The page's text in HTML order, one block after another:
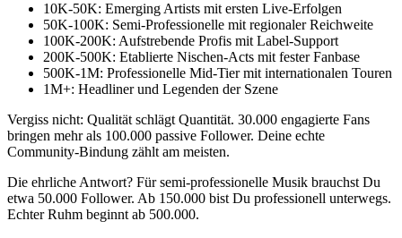
10K-50K: Emerging Artists mit ersten Live-Erfolgen
50K-100K: Semi-Professionelle mit regionaler Reichweite
100K-200K: Aufstrebende Profis mit Label-Support
200K-500K: Etablierte Nischen-Acts mit fester Fanbase
500K-1M: Professionelle Mid-Tier mit internationalen Touren
1M+: Headliner und Legenden der Szene
Vergiss nicht: Qualität schlägt Quantität. 30.000 engagierte Fans
bringen mehr als 100.000 passive Follower. Deine echte
Community-Bindung zählt am meisten.
Die ehrliche Antwort? Für semi-professionelle Musik brauchst Du
etwa 50.000 Follower. Ab 150.000 bist Du professionell unterwegs.
Echter Ruhm beginnt ab 500.000.